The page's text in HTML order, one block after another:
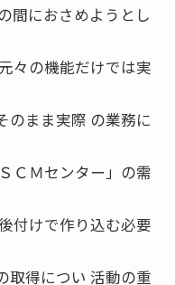
間におさめようとし
々の機能だけでは実
まま実際 の業務に
ＣＭセンター」の需
付けで作り込む必要
取得につい 活動の重